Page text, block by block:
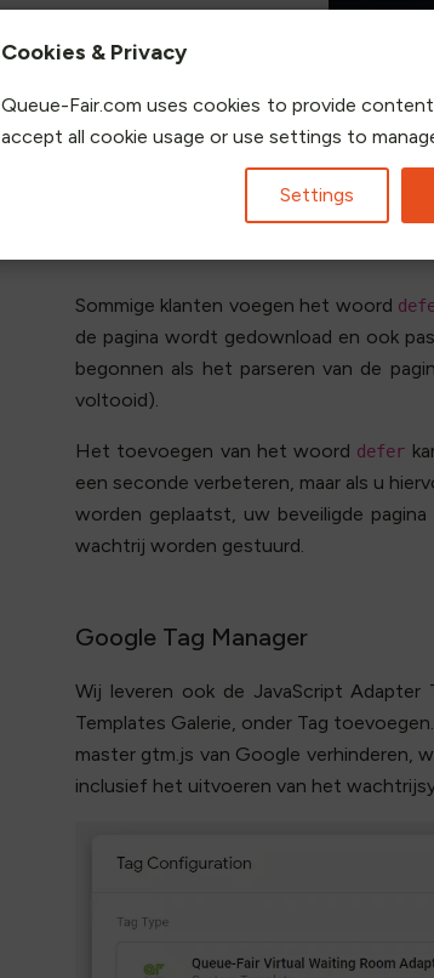
Enkele regel code
Om de Client-Side Adapter aan uw
Sommige klanten voegen het woord
de pagina wordt gedownload en ook
begonnen als het parseren van de
voltooid).
Het toevoegen van het woord defer
een seconde verbeteren, maar als u
worden geplaatst, uw beveiligde
wachtrij worden gestuurd.
Google Tag Manager
Wij leveren ook de JavaScript Adapter
Templates Galerie, onder Tag
master gtm.js van Google verhinderen,
inclusief het uitvoeren van het
Cookies & Privacy
Queue-Fair.com uses cookies to provide
accept all cookie usage or use settings to
Settings